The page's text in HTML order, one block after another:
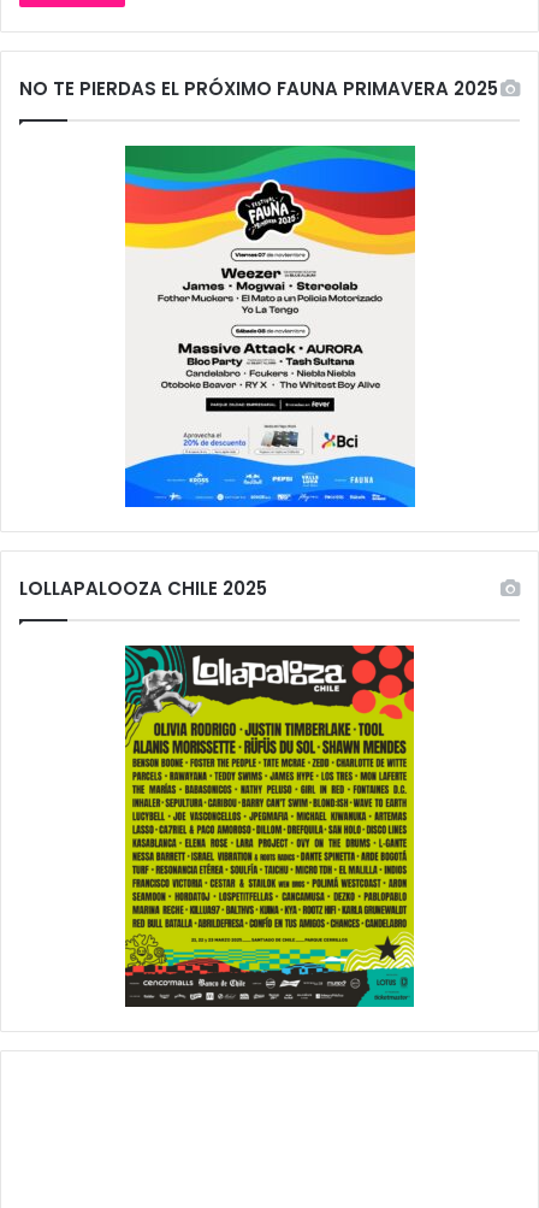
NO TE PIERDAS EL PRÓXIMO FAUNA PRIMAVERA 2025
LOLLAPALOOZA CHILE 2025